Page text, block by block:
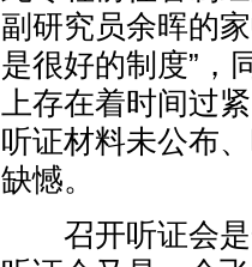
副研究员余晖的
是很好的制度”，
上存在着时间过
听证材料未公布
缺憾。
召开听证会是